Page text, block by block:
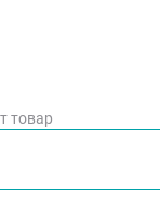
товар